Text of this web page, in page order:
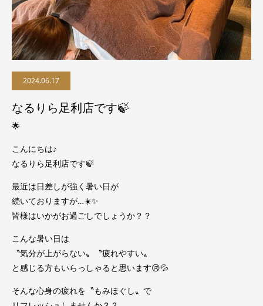
2024.06.17
なるりら足利店です🍃
🌟
こんにちは♪
なるりら足利店です🍃
最近は日差しが強く暑い日が
続いておりますが…☀️✨
皆様はいかがお過ごしでしょうか？？
こんな暑い日は
〝気分が上がらない〟〝疲れやすい〟
と感じる方もいらっしゃると思います😢💦
そんな心身の疲れを〝もみほぐし〟で